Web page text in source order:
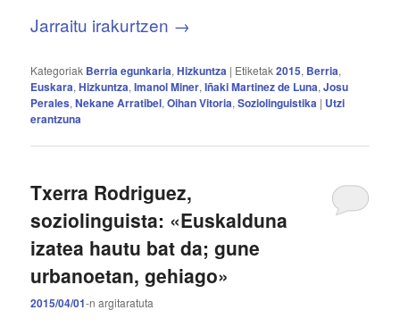
Jarraitu irakurtzen →
Kategoriak Berria egunkaria,Hizkuntza | Etiketak2015, Berria,
Euskara,Hizkuntza,Imanol Miner,Iñaki Martinez de Luna,Josu
Perales,Nekane Arratibel,Oihan Vitoria,Soziolinguistika | Utzi
erantzuna
Txerra Rodriguez,
soziolinguista: «Euskalduna
izatea hautu bat da; gune
urbanoetan, gehiago»
2015/04/01-nargitaratuta